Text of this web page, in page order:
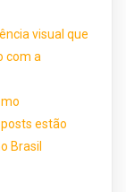
visual que
com a
estão
Brasil